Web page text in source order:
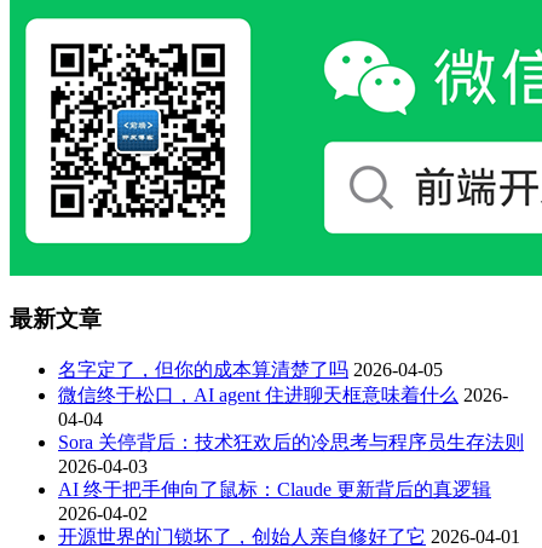
最新文章
名字定了，但你的成本算清楚了吗 2026-04-05
微信终于松口，AI agent 住进聊天框意味着什么 2026-
04-04
Sora 关停背后：技术狂欢后的冷思考与程序员生存法则
2026-04-03
AI 终于把手伸向了鼠标：Claude 更新背后的真逻辑
2026-04-02
开源世界的门锁坏了，创始人亲自修好了它 2026-04-01